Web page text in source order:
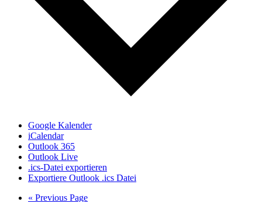
Google Kalender
iCalendar
Outlook 365
Outlook Live
.ics-Datei exportieren
Exportiere Outlook .ics Datei
« Previous Page